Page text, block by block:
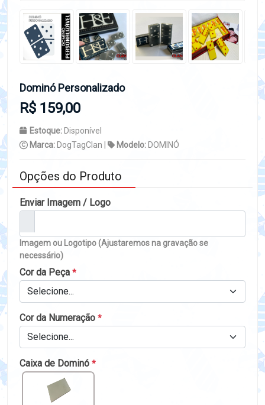
Dominó Personalizado
R$ 159,00
Estoque: Disponível
Marca: DogTagClan | Modelo: DOMINÓ
Opções do Produto
Enviar Imagem / Logo
Imagem ou Logotipo (Ajustaremos na gravação se
necessário)
Cor da Peça *
Selecione...
Cor da Numeração *
Selecione...
Caixa de Dominó *